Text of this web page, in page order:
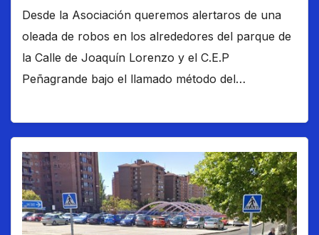
Desde la Asociación queremos alertaros de una
oleada de robos en los alrededores del parque de
la Calle de Joaquín Lorenzo y el C.E.P
Peñagrande bajo el llamado método del…